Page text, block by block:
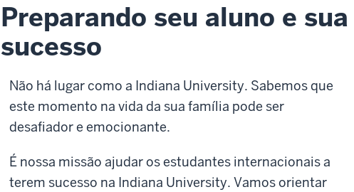
Preparando seu aluno e
sucesso
Não há lugar como a Indiana University. Sabemos que
este momento na vida da sua família pode ser
desafiador e emocionante.
É nossa missão ajudar os estudantes internacionais a
terem sucesso na Indiana University. Vamos orientar